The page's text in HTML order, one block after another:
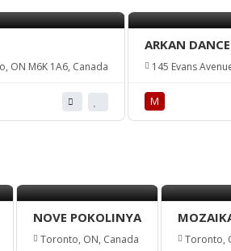
ON M6K 1A6, Canada
ARKAN
145 Evans
М
NOVE POKOLINYA
Toronto, ON, Canada Toronto,